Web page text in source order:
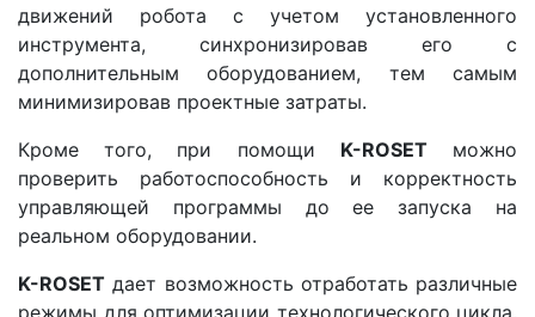
движений робота с учетом установленного
инструмента, синхронизировав его с
дополнительным оборудованием, тем самым
минимизировав проектные затраты.
Кроме того, при помощи K-ROSETможно
проверить работоспособность и корректность
управляющей программы до ее запуска на
реальном оборудовании.
K-ROSET дает возможность отработать различные
режимы для оптимизации технологического цикла,